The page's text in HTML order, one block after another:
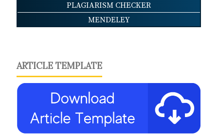
PLAGIARISM CHECKER
MENDELEY
ARTICLE TEMPLATE